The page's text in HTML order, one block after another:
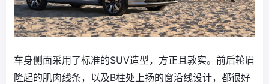
车身侧面采用了标准的SUV造型，方正且敦实。前后轮眉
隆起的肌肉线条，以及B柱处上扬的窗沿线设计，都很好